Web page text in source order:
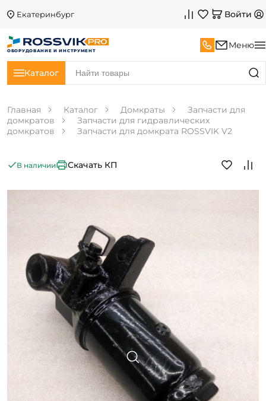
Екатеринбург Войти
ОБОРУДОВАНИЕ И ИНСТРУМЕНТ
Меню
Каталог
Главная Каталог Домкраты
Запчасти для
домкратов
Запчасти для гидравлических
домкратов
Запчасти для домкрата ROSSVIK V2
В наличии Скачать КП